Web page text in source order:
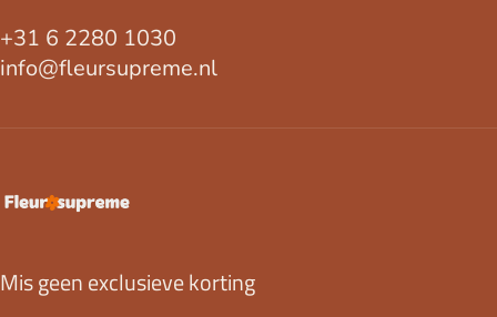
+31 6 2280 1030
info@fleursupreme.nl
FleurSupreme
Mis geen exclusieve korting